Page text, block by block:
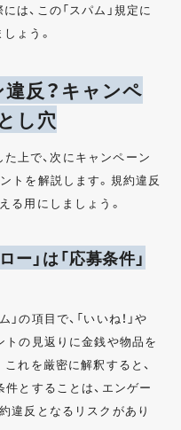
は、この「スパム」規定に
ょう。
違反？キャンペ
し穴
上で、次にキャンペーン
トを解説します。規約違反
る用にしましょう。
」は「応募条件」
の項目で、「いいね！」や
トの見返りに金銭や物品を
れを厳密に解釈すると、
件とすることは、エンゲー
違反となるリスクがあり